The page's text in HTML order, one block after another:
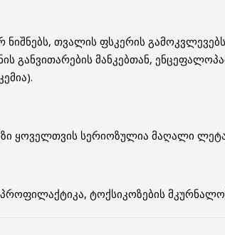
ნიშნებს, თვალის ფსკერის
განვითარების მანკებთან,
ყოველთვის სერიოზულია მაღალი
ტოქსიკოზების